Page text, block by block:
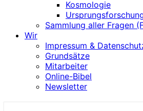
Kosmologie
Sammlung aller Fragen
Wir
Impressum &
Grundsätze
Mitarbeiter
Online-Bibel
Newsletter